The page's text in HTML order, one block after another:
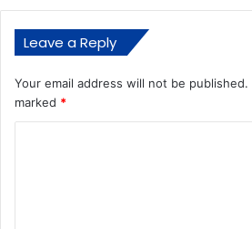
Leave a Reply
Your email address will not be published.
marked *